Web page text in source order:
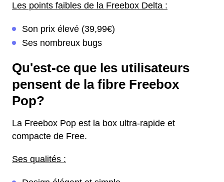
Les points faibles de la Freebox Delta :
Son prix élevé (39,99€)
Ses nombreux bugs
Qu'est-ce que les utilisateurs
pensent de la fibre Freebox
Pop?
La Freebox Pop est la box ultra-rapide et
compacte de Free.
Ses qualités :